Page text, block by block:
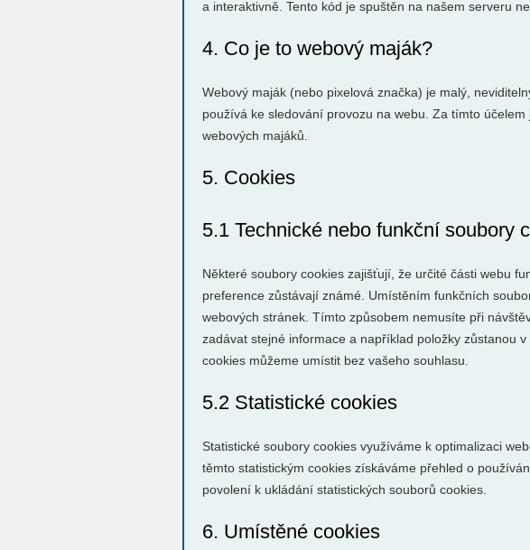
a interaktivně. Tento kód je spuštěn na našem serveru
4. Co je to webový maják?
Webový maják (nebo pixelová značka) je malý,
používá ke sledování provozu na webu. Za tímto
webových majáků.
5. Cookies
5.1 Technické nebo funkční soubory
Některé soubory cookies zajišťují, že určité části webu
preference zůstávají známé. Umístěním funkčních
webových stránek. Tímto způsobem nemusíte při
zadávat stejné informace a například položky zůstanou
cookies můžeme umístit bez vašeho souhlasu.
5.2 Statistické cookies
Statistické soubory cookies využíváme k optimalizaci
těmto statistickým cookies získáváme přehled o
povolení k ukládání statistických souborů cookies.
6. Umístěné cookies